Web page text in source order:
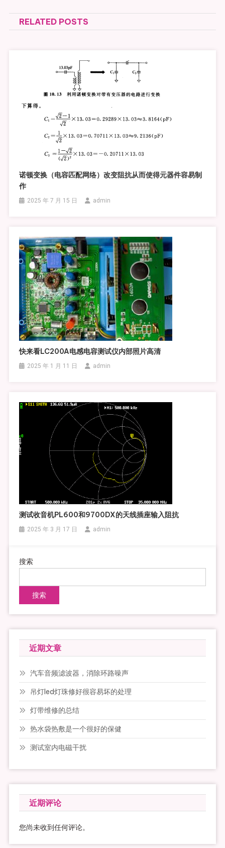
RELATED POSTS
诺顿变换（电容匹配网络）改变阻抗从而使得元器件容易制
作
2025 年 7 月 15 日 admin
快来看LC200A电感电容测试仪内部照片高清
2025 年 1 月 11 日 admin
测试收音机PL600和9700DX的天线插座输入阻抗
2025 年 3 月 17 日 admin
搜索
搜索
近期文章
汽车音频滤波器，消除环路噪声
吊灯led灯珠修好很容易坏的处理
灯带维修的总结
热水袋热敷是一个很好的保健
测试室内电磁干扰
近期评论
您尚未收到任何评论。